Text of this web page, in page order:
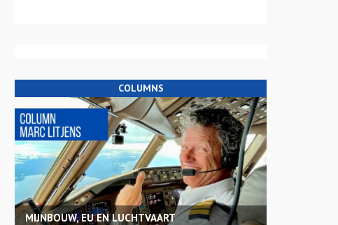
COLUMNS
MIJNBOUW, EU EN LUCHTVAART